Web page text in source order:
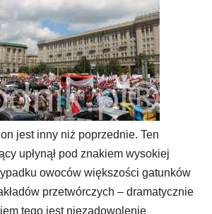
jest inny niż poprzednie. Ten
upłynął pod znakiem wysokiej
owoców większości gatunków
przetwórczych – dramatycznie
tego jest niezadowolenie